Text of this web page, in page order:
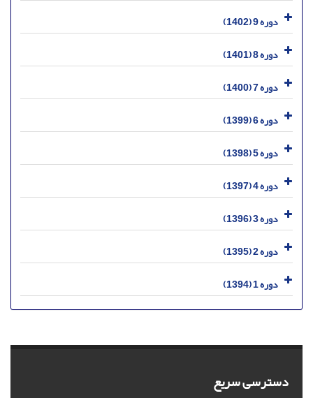
دوره 9 (1402)
دوره 8 (1401)
دوره 7 (1400)
دوره 6 (1399)
دوره 5 (1398)
دوره 4 (1397)
دوره 3 (1396)
دوره 2 (1395)
دوره 1 (1394)
دسترسی سریع